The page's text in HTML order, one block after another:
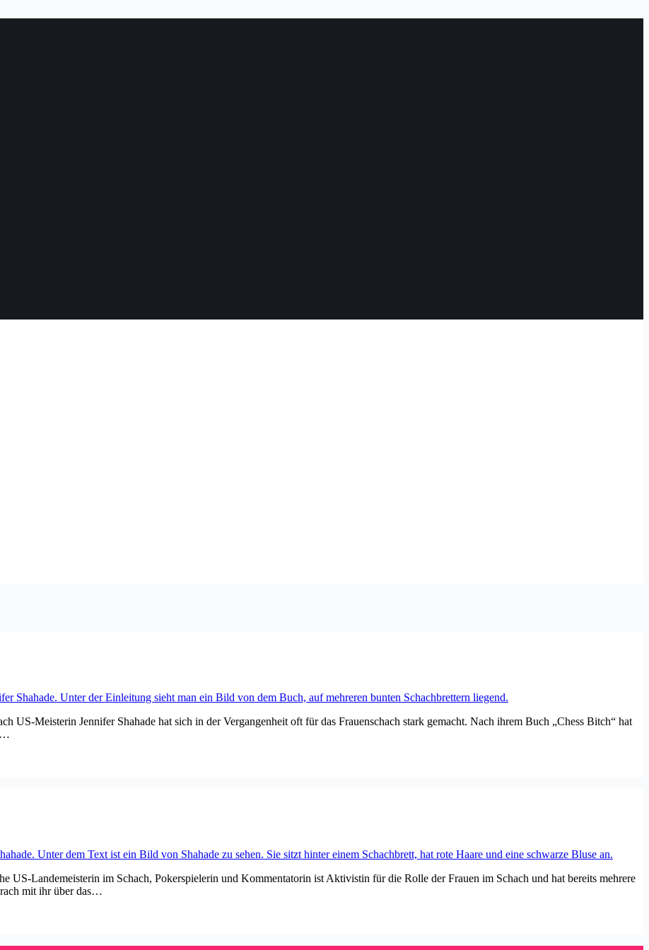
US-Meisterin Jennifer Shahade hat sich in der Vergangenheit oft für das Frauenschach stark gemacht. Nach ihrem Buch „Chess Bitch“ hat
US-Landemeisterin im Schach, Pokerspielerin und Kommentatorin ist Aktivistin für die Rolle der Frauen im Schach und hat bereits mehrere
mit ihr über das…